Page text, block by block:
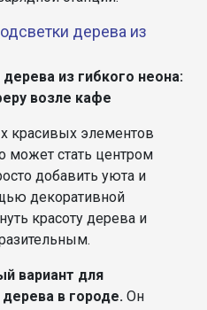
дерева из
из гибкого неона:
возле кафе
красивых элементов
может стать центром
добавить уюта и
декоративной
красоту дерева и
вариант для
в городе. Он